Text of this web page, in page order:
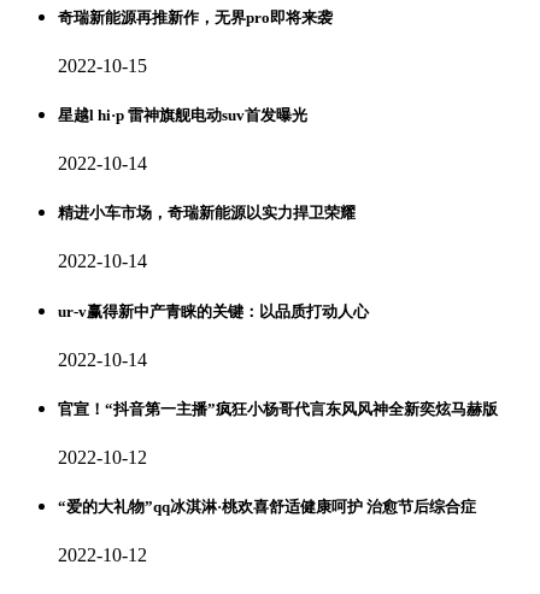
奇瑞新能源再推新作，无界pro即将来袭
2022-10-15
星越l hi·p 雷神旗舰电动suv首发曝光
2022-10-14
精进小车市场，奇瑞新能源以实力捍卫荣耀
2022-10-14
ur-v赢得新中产青睐的关键：以品质打动人心
2022-10-14
官宣！“抖音第一主播”疯狂小杨哥代言东风风神全新奕炫马赫版
2022-10-12
“爱的大礼物”qq冰淇淋·桃欢喜舒适健康呵护 治愈节后综合症
2022-10-12